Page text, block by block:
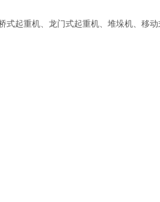
起重机、龙门式起重机、堆垛机、移